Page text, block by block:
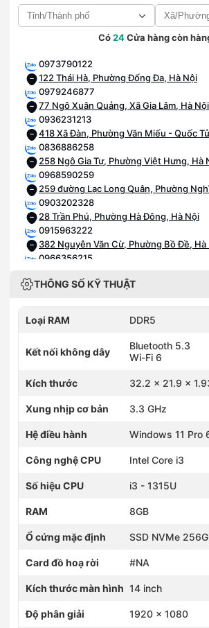
Có24Cửa hàng còn
0973790122
122 Thái Hà, Phường Đống Đa, Hà Nội
0979246877
77 Ngô Xuân Quảng, Xã Gia Lâm, Hà Nội
0936231213
418 Xã Đàn, Phường Văn Miếu - Quốc
0836886258
258 Ngô Gia Tự, Phường Việt Hưng, Hà
0968590259
259 đường Lạc Long Quân, Phường
0903202328
28 Trần Phú, Phường Hà Đông, Hà Nội
0915963222
382 Nguyễn Văn Cừ, Phường Bồ Đề, Hà
0966356215
0786722255
55 Hùng Vương, Phường Bắc Giang, Bắc
225 Phan Châu Trinh, Phường Tam Kỳ,
232 Nguyễn Thái Học, Phường Quy
39 Lạch Tray, Phường Gia Viên, Hải
67 Bạch Đằng, Phường Thuỷ Nguyên,
Số 2 Phố Nối, Phường Mỹ Hào, Hưng Yên
0792182255
22 Đường 16 Tháng 4, Phường Phan
0793688383
0778523523
0976651585
0789268616
0705587868
THÔNG SỐ KỸ THUẬT
Loại RAM DDR5
Kết nối không dây
Bluetooth 5.3
Wi-Fi 6
Kích thước 32.2 x 21.9 x
Xung nhịp cơ bản 3.3 GHz
Hệ điều hành Windows 11 Pro
Công nghệ CPU Intel Core i3
Số hiệu CPU i3 - 1315U
RAM 8GB
Ổ cứng mặc định SSD NVMe
Card đồ hoạ rời #NA
Kích thước màn hình 14 inch
Độ phân giải 1920 × 1080